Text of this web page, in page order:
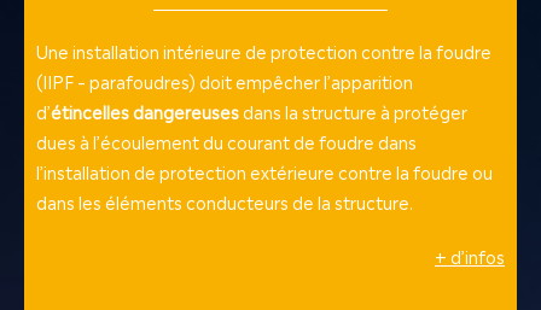
Une installation intérieure de protection contre la foudre
(IIPF – parafoudres) doit empêcher l’apparition
d’étincelles dangereusesdans la structure à protéger
dues à l’écoulement du courant de foudre dans
l’installation de protection extérieure contre la foudre ou
dans les éléments conducteurs de la structure.
+ d’infos